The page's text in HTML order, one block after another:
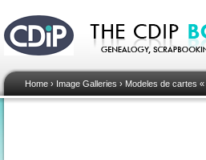
Home › Image Galleries › Modeles de cartes